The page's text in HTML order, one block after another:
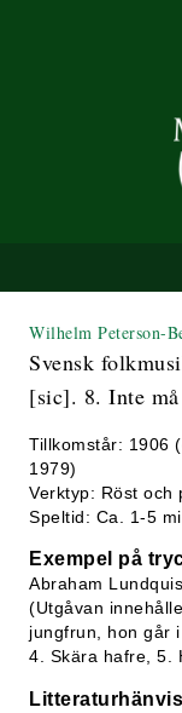
Wilhelm Peterson-
Svensk
[sic]. 8. Inte
Tillkomstår: 1906
1979)
Verktyp: Röst och
Speltid: Ca. 1-5
Exempel på
Abraham
(Utgåvan
jungfrun, hon går
4. Skära hafre, 5.